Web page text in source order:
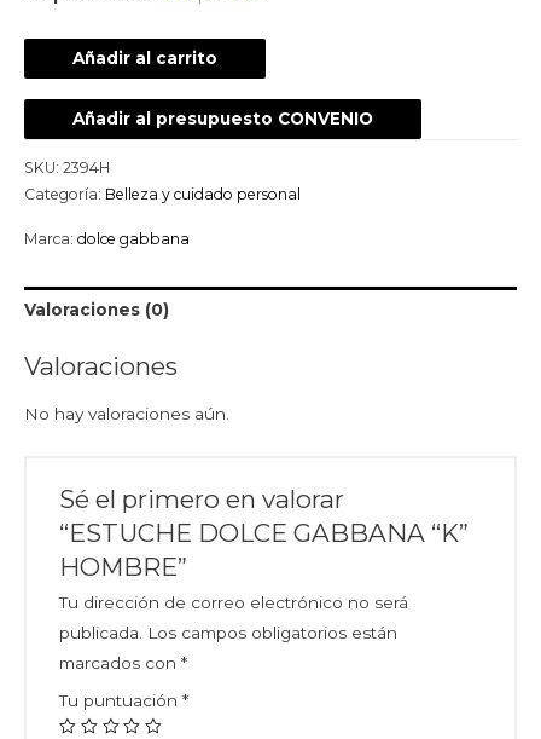
Añadir al carrito
Añadir al presupuesto CONVENIO
SKU: 2394H
Categoría: Belleza y cuidado personal
Marca: dolce gabbana
Valoraciones (0)
Valoraciones
No hay valoraciones aún.
Sé el primero en valorar
“ESTUCHE DOLCE GABBANA “K”
HOMBRE”
Tu dirección de correo electrónico no será
publicada.
Los campos obligatorios están
marcados con*
Tu puntuación*